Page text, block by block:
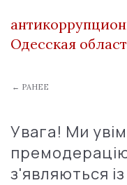
Одесская
← РАНЕЕ
Увага! Ми
з'являються